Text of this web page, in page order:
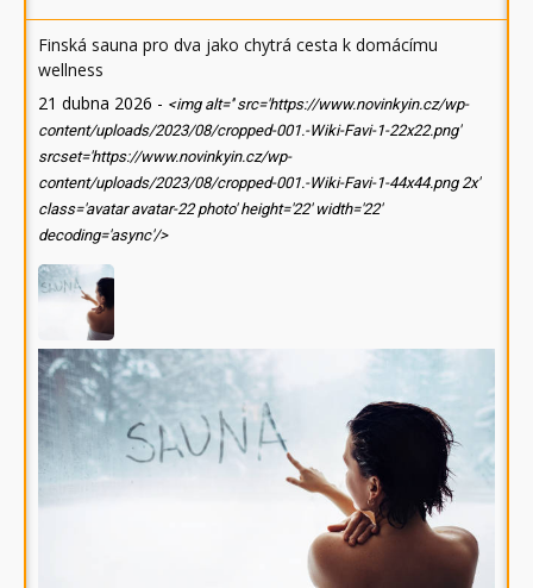
Finská sauna pro dva jako chytrá cesta k domácímu
wellness
21 dubna 2026 - <img alt='' src='https://www.novinkyin.cz/wp-
content/uploads/2023/08/cropped-001.-Wiki-Favi-1-22x22.png'
srcset='https://www.novinkyin.cz/wp-
content/uploads/2023/08/cropped-001.-Wiki-Favi-1-44x44.png 2x'
class='avatar avatar-22 photo' height='22' width='22'
decoding='async'/>